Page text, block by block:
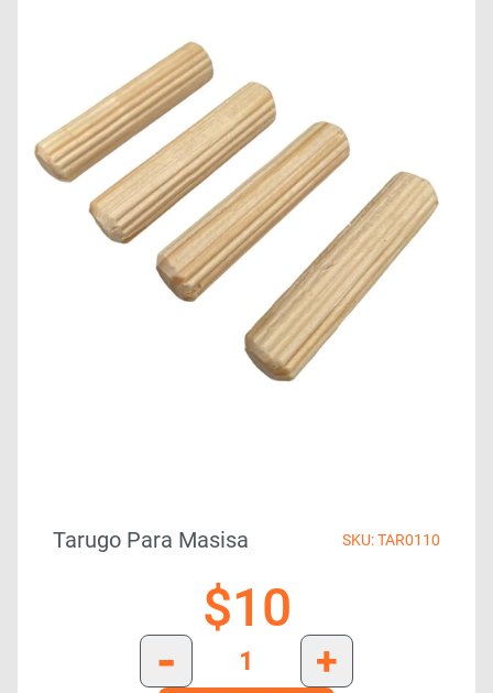
Tarugo Para Masisa SKU: TAR0110
$10
-
+